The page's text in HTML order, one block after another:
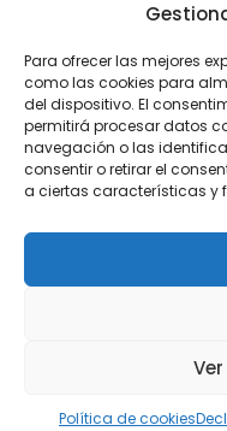
Para ofrecer las mejores
como las cookies para
del dispositivo. El
permitirá procesar datos
navegación o las
consentir o retirar el
a ciertas características y
Política de cookies
Síguenos​
Aviso Legal Política de